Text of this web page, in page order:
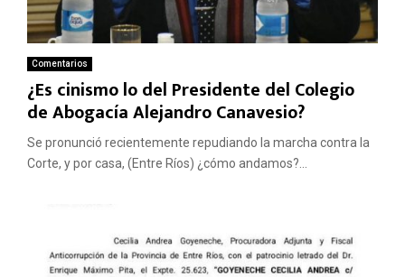
Comentarios
¿Es cinismo lo del Presidente del Colegio
de Abogacía Alejandro Canavesio?
Se pronunció recientemente repudiando la marcha contra la
Corte, y por casa, (Entre Ríos) ¿cómo andamos?...